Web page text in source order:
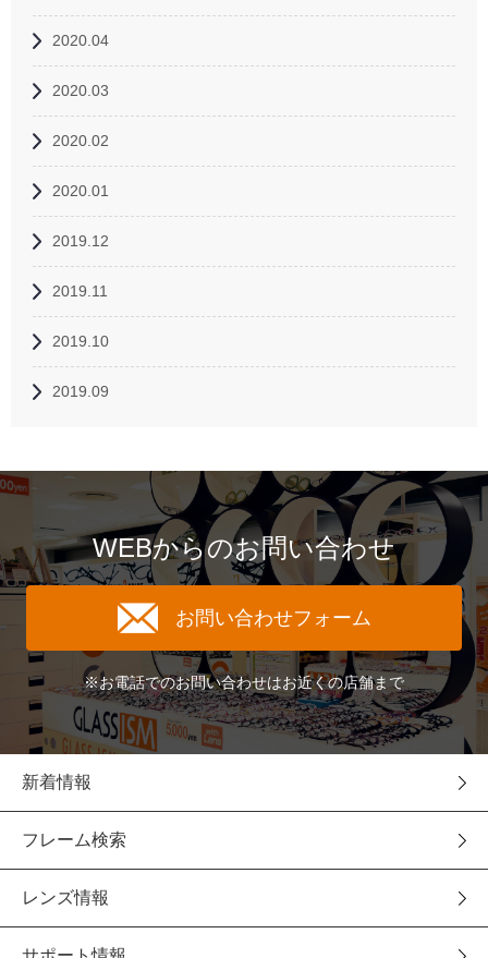
2020.04
2020.03
2020.02
2020.01
2019.12
2019.11
2019.10
2019.09
WEBからのお問い合わせ
お問い合わせフォーム
※お電話でのお問い合わせはお近くの店舗まで
新着情報
フレーム検索
レンズ情報